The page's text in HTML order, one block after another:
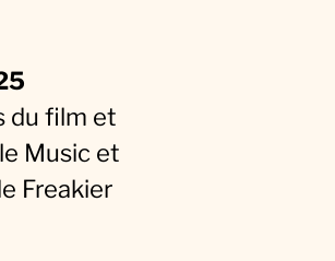
du film et
Music et
Freakier